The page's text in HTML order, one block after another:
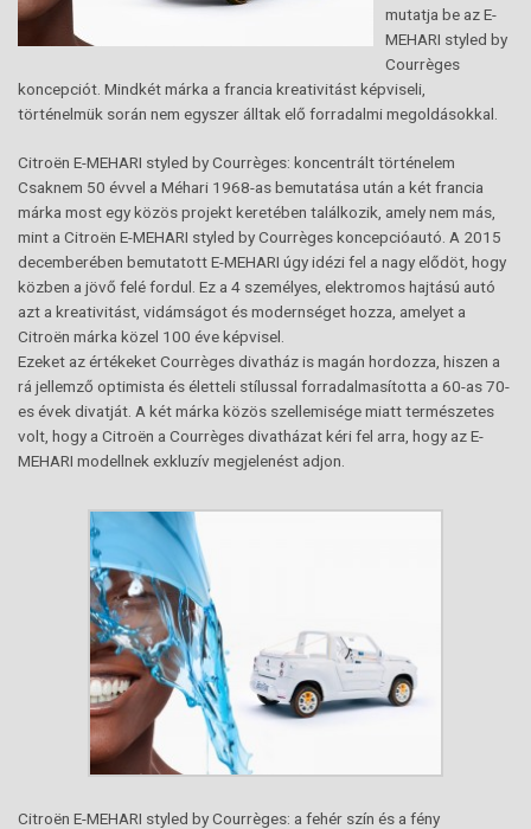
mutatja be az E-
MEHARI styled by
Courrèges
koncepciót. Mindkét márka a francia kreativitást képviseli,
történelmük során nem egyszer álltak elő forradalmi megoldásokkal.
Citroën E-MEHARI styled by Courrèges: koncentrált történelem
Csaknem 50 évvel a Méhari 1968-as bemutatása után a két francia
márka most egy közös projekt keretében találkozik, amely nem más,
mint a Citroën E-MEHARI styled by Courrèges koncepcióautó. A 2015
decemberében bemutatott E-MEHARI úgy idézi fel a nagy elődöt, hogy
közben a jövő felé fordul. Ez a 4 személyes, elektromos hajtású autó
azt a kreativitást, vidámságot és modernséget hozza, amelyet a
Citroën márka közel 100 éve képvisel.
Ezeket az értékeket Courrèges divatház is magán hordozza, hiszen a
rá jellemző optimista és életteli stílussal forradalmasította a 60-as 70-
es évek divatját. A két márka közös szellemisége miatt természetes
volt, hogy a Citroën a Courrèges divatházat kéri fel arra, hogy az E-
MEHARI modellnek exkluzív megjelenést adjon.
Citroën E-MEHARI styled by Courrèges: a fehér szín és a fény